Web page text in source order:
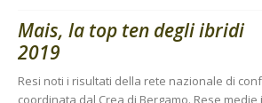
Mais, la top ten degli ibridi
2019
Resi noti i risultati della rete nazionale di
coordinata dal Crea di Bergamo. Rese medie